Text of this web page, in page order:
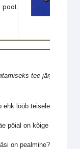
pool.
tee järgmised
ehk lööb teisele käele
pöial on kõige
on pealmine?